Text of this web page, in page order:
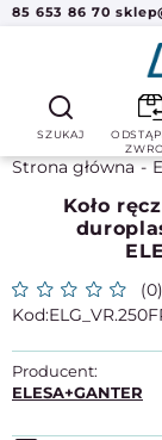
85 653 86 70
SZUKAJ
Strona główna
Koło
Producent:
ELESA+GANTER